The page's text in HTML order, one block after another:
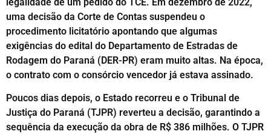
uma decisão da Corte de Contas suspendeu o
procedimento licitatório apontando que algumas
exigências do edital do Departamento de Estradas de
Rodagem do Paraná (DER-PR) eram muito altas. Na época,
o contrato com o consórcio vencedor já estava assinado.
Poucos dias depois, o Estado recorreu e o Tribunal de
Justiça do Paraná (TJPR) reverteu a decisão, garantindo a
sequência da execução da obra de R$ 386 milhões. O TJPR